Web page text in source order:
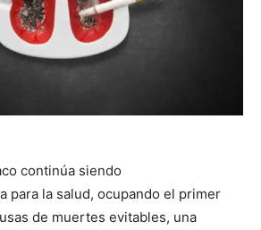
continúa siendo
para la salud, ocupando el primer
de muertes evitables, una